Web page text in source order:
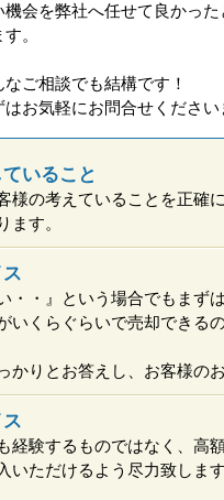
機会を弊社へ任せて良かっ
。
なご相談でも結構です！
はお気軽にお問合せください
いること
様の考えていることを正確
ます。
・・』という場合でもまず
いくらぐらいで売却できる
かりとお答えし、お客様の
経験するものではなく、高
いただけるよう尽力致します